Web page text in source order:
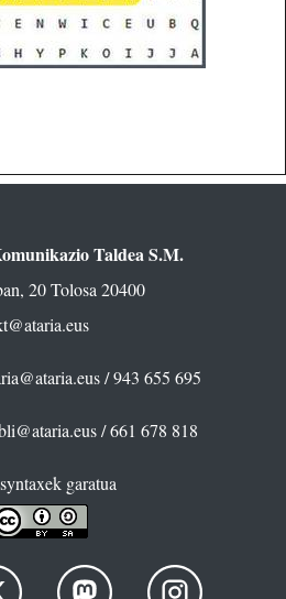
Taldea S.M.
20 Tolosa 20400
/ 943 655 695
/ 661 678 818
garatua